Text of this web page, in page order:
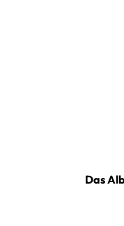
Das